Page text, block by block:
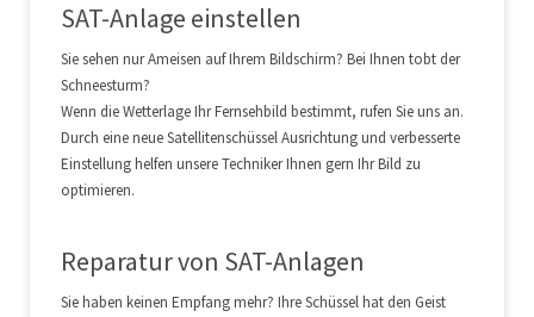
SAT-Anlage einstellen
Sie sehen nur Ameisen auf Ihrem Bildschirm? Bei Ihnen tobt der
Schneesturm?
Wenn die Wetterlage Ihr Fernsehbild bestimmt, rufen Sie uns an.
Durch eine neue Satellitenschüssel Ausrichtung und verbesserte
Einstellung helfen unsere Techniker Ihnen gern Ihr Bild zu
optimieren.
Reparatur von SAT-Anlagen
Sie haben keinen Empfang mehr? Ihre Schüssel hat den Geist